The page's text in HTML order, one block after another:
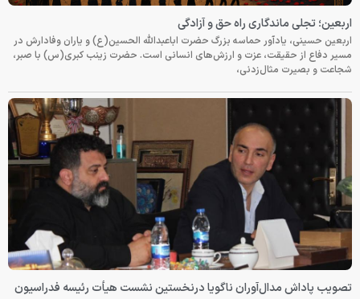
اربعین؛ تجلی ماندگاری راه حق و آزادگی
اربعین حسینی، یادآور حماسه بزرگ حضرت اباعبدالله الحسین(ع) و یاران وفادارش در
مسیر دفاع از حقیقت، عزت و ارزش‌های انسانی است. حضرت زینب کبری(س) با صبر،
شجاعت و بصیرت مثال‌زدنی،
تصویب پاداش مدال‌آوران ناگویا درنخستین نشست هیأت رئیسه فدراسیون